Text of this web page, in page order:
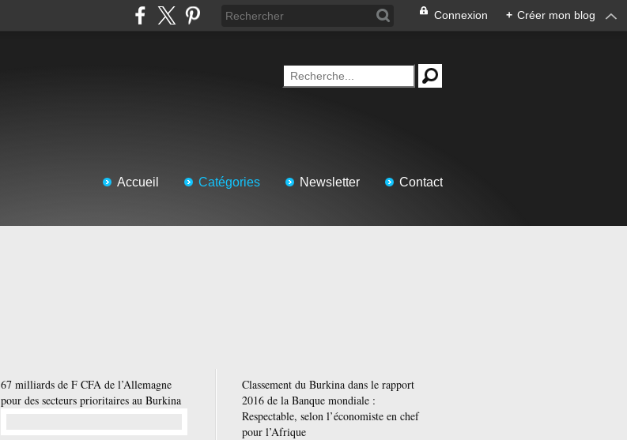
Connexion + Créer mon blog
Accueil Catégories Newsletter Contact
67 milliards de F CFA de l’Allemagne
pour des secteurs prioritaires au Burkina
Classement du Burkina dans le rapport
2016 de la Banque mondiale :
Respectable, selon l’économiste en chef
pour l’Afrique